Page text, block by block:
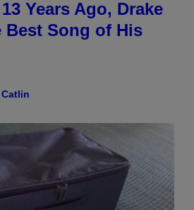
Years Ago, Drake
Best Song of His